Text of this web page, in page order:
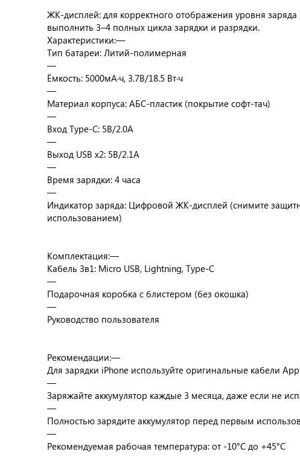
ЖК-дисплей: для корректного отображения уровня
выполнить 3–4 полных цикла зарядки и разрядки.
Характеристики:—
Тип батареи: Литий-полимерная
—
Ёмкость: 5000мА·ч, 3.7В/18.5 Вт·ч
—
Материал корпуса: АБС-пластик (покрытие софт-тач)
—
Вход Type-C: 5В/2.0A
—
Выход USB x2: 5В/2.1A
—
Время зарядки: 4 часа
—
Индикатор заряда: Цифровой ЖК-дисплей (снимите
использованием)
Комплектация:—
Кабель 3в1: Micro USB, Lightning, Type-C
—
Подарочная коробка с блистером (без окошка)
—
Руководство пользователя
Рекомендации:—
Для зарядки iPhone используйте оригинальные кабели
—
Заряжайте аккумулятор каждые 3 месяца, даже если не
—
Полностью зарядите аккумулятор перед первым
—
Рекомендуемая рабочая температура: от -10°C до +45°C